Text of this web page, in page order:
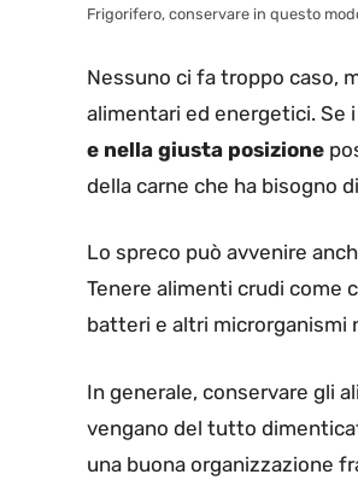
Frigorifero, conservare in questo
Nessuno ci fa troppo caso,
alimentari ed energetici. Se
e nella giusta posizione
della carne che ha bisogno
Lo spreco può avvenire
Tenere alimenti crudi come
batteri e altri microrganismi
In generale, conservare gli
vengano del tutto
una buona organizzazione